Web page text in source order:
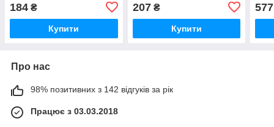
184 ₴
Купити
207₴
Купити
577
Про нас
98% позитивних з 142 відгуків за рік
Працює з 03.03.2018